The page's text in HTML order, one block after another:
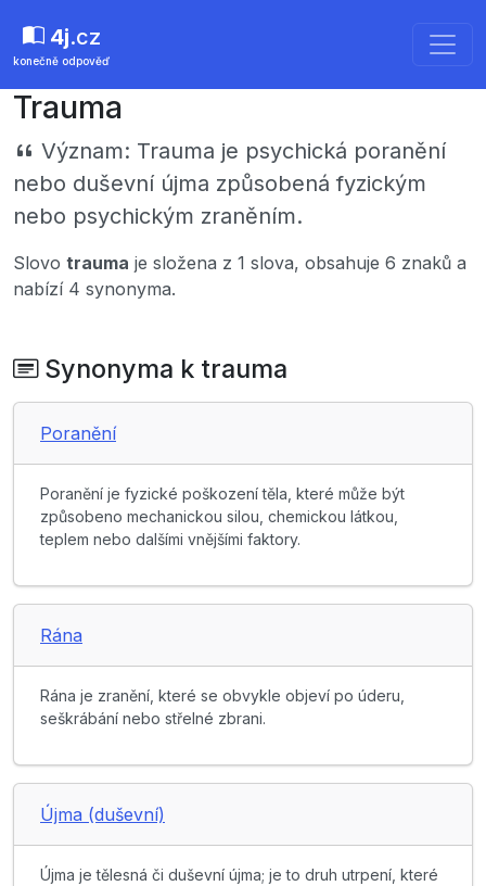
4j.cz
konečně odpověď
Trauma
Význam: Trauma je psychická poranění
nebo duševní újma způsobená fyzickým
nebo psychickým zraněním.
Slovo trauma je složena z 1 slova, obsahuje 6 znaků a
nabízí 4 synonyma.
Synonyma k trauma
Poranění
Poranění je fyzické poškození těla, které může být
způsobeno mechanickou silou, chemickou látkou,
teplem nebo dalšími vnějšími faktory.
Rána
Rána je zranění, které se obvykle objeví po úderu,
seškrábání nebo střelné zbrani.
Újma (duševní)
Újma je tělesná či duševní újma; je to druh utrpení, které